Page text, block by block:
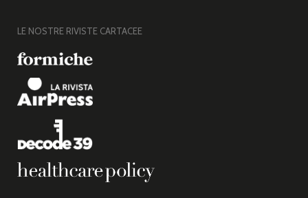
LE NOSTRE RIVISTE CARTACEE